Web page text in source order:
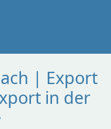
| Export
in der